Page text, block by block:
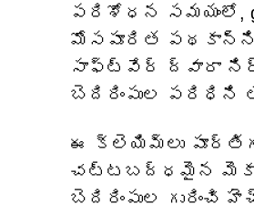
పరిశోధన సమయంలో,
మోసపూరిత పథకాన్ని
సాఫ్ట్‌వేర్ ద్వారా
బెదిరింపుల పరిధిని
ఈ క్లెయిమ్‌లు
చట్టబద్ధమైన మెకాఫీ
బెదిరింపుల